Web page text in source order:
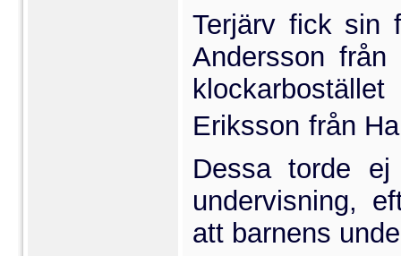
Terjärv fick sin
Anders­son
Eriksson från
Dessa torde
undervisning,
att barnens